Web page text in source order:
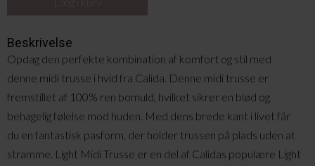
Beskrivelse
Opdag den perfekte kombination af komfort og stil med
denne midi trusse i hvid fra Calida. Denne midi trusse er
fremstillet af 100% ren bomuld, hvilket sikrer en blød og
behagelig følelse mod huden. Med dens brede kant i livet får
du en fantastisk pasform, der holder trussen på plads uden at
stramme. Light Midi Trusse er en del af Calidas populære Light